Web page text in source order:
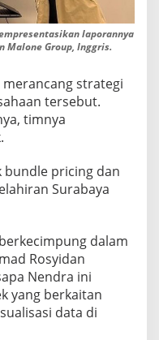
laporannya
Malone Group, Inggris.
strategi
tersebut.
timnya
bundle pricing dan
Surabaya
dalam
Rosyidan
Nendra ini
yang berkaitan
data di